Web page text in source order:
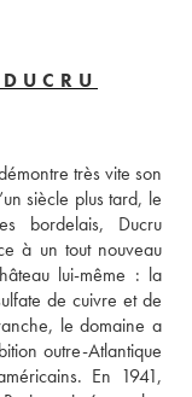
très vite son
siècle plus tard, le
bordelais, Ducru
à un tout nouveau
lui-même : la
de cuivre et de
le domaine a
outre-Atlantique
En 1941,